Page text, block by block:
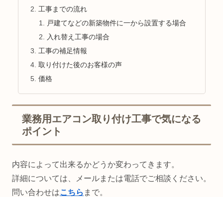
工事までの流れ
戸建てなどの新築物件に一から設置する場合
入れ替え工事の場合
工事の補足情報
取り付けた後のお客様の声
価格
業務用エアコン取り付け工事で気になる
ポイント
内容によって出来るかどうか変わってきます。
詳細については、メールまたは電話でご相談ください。
問い合わせはこちら まで。